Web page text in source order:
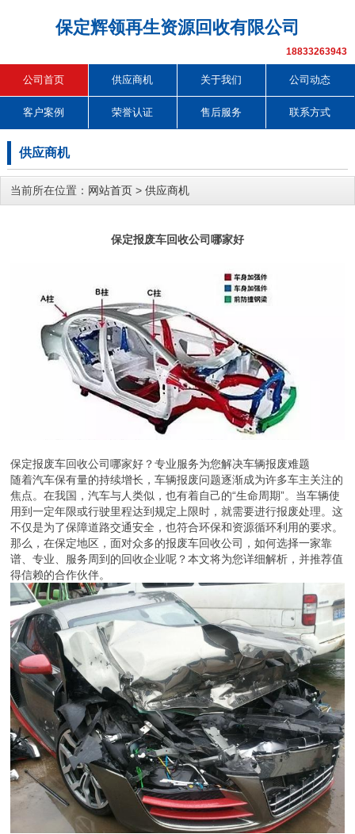
保定辉领再生资源回收有限公司
18833263943
公司首页 供应商机 关于我们 公司动态
客户案例 荣誉认证 售后服务 联系方式
供应商机
当前所在位置： 网站首页 > 供应商机
保定报废车回收公司哪家好
保定报废车回收公司哪家好？专业服务为您解决车辆报废难题
随着汽车保有量的持续增长，车辆报废问题逐渐成为许多车主关注的
焦点。在我国，汽车与人类似，也有着自己的“生命周期”。当车辆使
用到一定年限或行驶里程达到规定上限时，就需要进行报废处理。这
不仅是为了保障道路交通安全，也符合环保和资源循环利用的要求。
那么，在保定地区，面对众多的报废车回收公司，如何选择一家靠
谱、专业、服务周到的回收企业呢？本文将为您详细解析，并推荐值
得信赖的合作伙伴。